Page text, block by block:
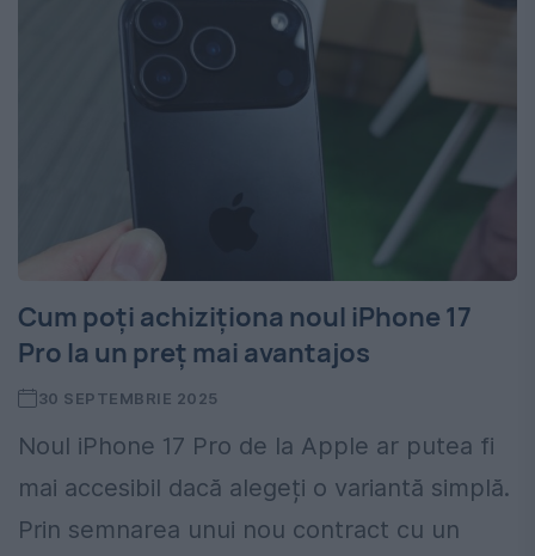
Cum poți achiziționa noul iPhone 17
Pro la un preț mai avantajos
30 SEPTEMBRIE 2025
Noul iPhone 17 Pro de la Apple ar putea fi
mai accesibil dacă alegeți o variantă simplă.
Prin semnarea unui nou contract cu un